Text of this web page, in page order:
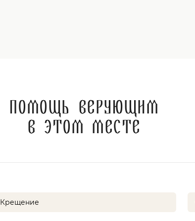
Помощь верующим
в этом месте
Крещение